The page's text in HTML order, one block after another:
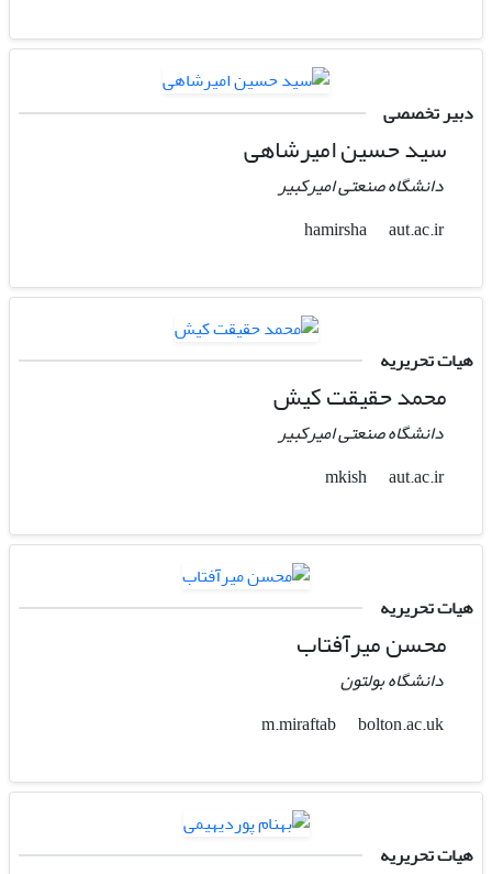
دبیر تخصصی
سید حسین امیرشاهی
دانشگاه صنعتی امیرکبیر
hamirsha
aut.ac.ir
هیات تحریریه
محمد حقیقت کیش
دانشگاه صنعتی امیرکبیر
mkish
aut.ac.ir
هیات تحریریه
محسن میرآفتاب
دانشگاه بولتون
bolton.ac.uk
هیات تحریریه